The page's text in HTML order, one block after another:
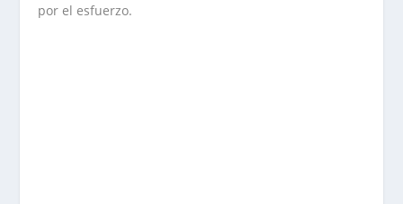
por el esfuerzo.